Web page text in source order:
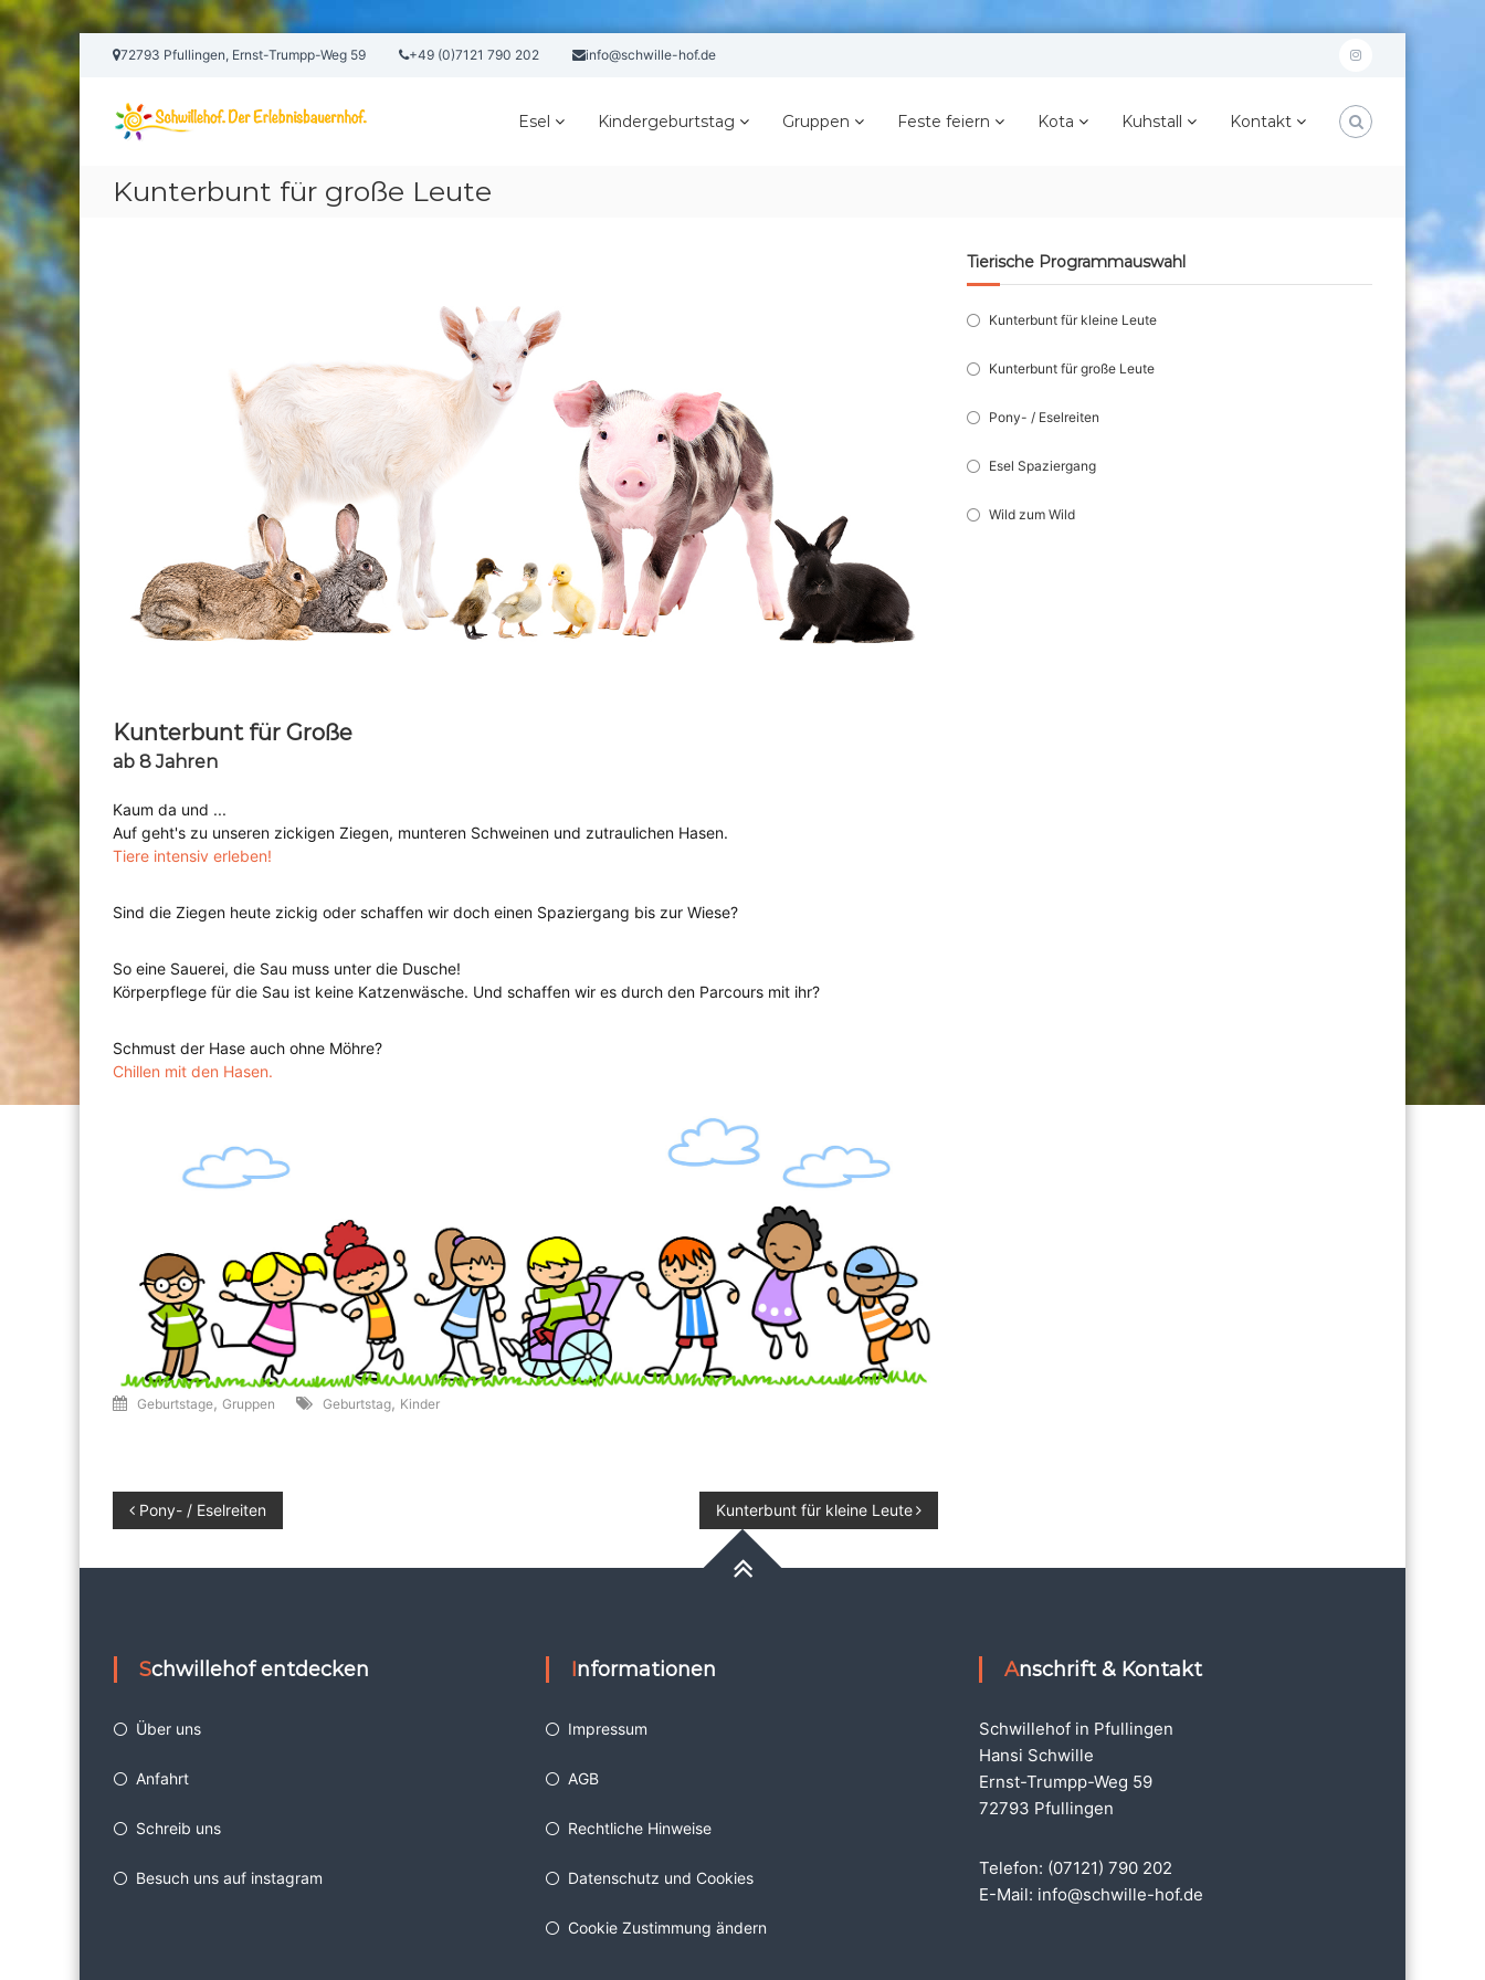
to
content
72793 Pfullingen, Ernst-Trumpp-Weg 59 +49 (0)7121 790 202 info@schwille-hof.de instagram
Schwillehof
in
Der
Erlebnisbauernhof
Esel Kindergeburtstag Gruppen Feste feiern Kota Kuhstall Kontakt
Kunterbunt für große Leute
Kunterbunt für Große
ab 8 Jahren
Kaum da und ...
Auf geht's zu unseren zickigen Ziegen, munteren Schweinen und zutraulichen Hasen.
Tiere intensiv erleben!
Sind die Ziegen heute zickig oder schaffen wir doch einen Spaziergang bis zur Wiese?
So eine Sauerei, die Sau muss unter die Dusche!
Körperpflege für die Sau ist keine Katzenwäsche. Und schaffen wir es durch den Parcours mit ihr?
Schmust der Hase auch ohne Möhre?
Chillen mit den Hasen.
Geburtstage, Gruppen Geburtstag, Kinder
Beitragsnavigation
Pony- / Eselreiten Kunterbunt für kleine Leute
Tierische Programmauswahl
Kunterbunt für kleine Leute
Kunterbunt für große Leute
Pony- / Eselreiten
Esel Spaziergang
Wild zum Wild
Schwillehof entdecken
Über uns
Anfahrt
Schreib uns
Besuch uns auf instagram
Informationen
Impressum
AGB
Rechtliche Hinweise
Datenschutz und Cookies
Cookie Zustimmung ändern
Anschrift & Kontakt
Schwillehof in Pfullingen
Hansi Schwille
Ernst-Trumpp-Weg 59
72793 Pfullingen
Telefon: (07121) 790 202
E-Mail: info@schwille-hof.de